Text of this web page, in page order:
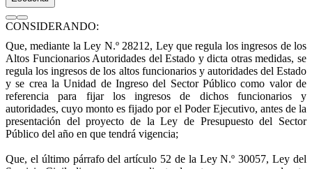
CONSIDERANDO:
Que, mediante la Ley N.º 28212, Ley que regula los ingresos de los
Altos Funcionarios Autoridades del Estado y dicta otras medidas, se
regula los ingresos de los altos funcionarios y autoridades del Estado
y se crea la Unidad de Ingreso del Sector Público como valor de
referencia para fijar los ingresos de dichos funcionarios y
autoridades, cuyo monto es fijado por el Poder Ejecutivo, antes de la
presentación del proyecto de la Ley de Presupuesto del Sector
Público del año en que tendrá vigencia;
Que, el último párrafo del artículo 52 de la Ley N.º 30057, Ley del